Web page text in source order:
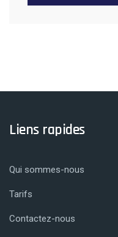
Liens rapides
Qui sommes-nous
Tarifs
Contactez-nous